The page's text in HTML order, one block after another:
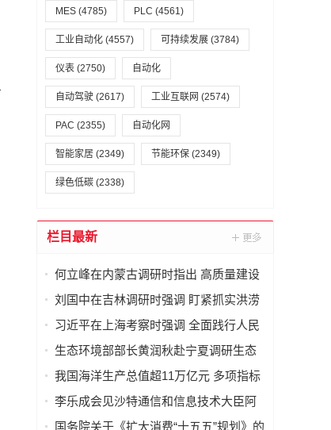
MES (4785) PLC (4561)
工业自动化 (4557) 可持续发展 (3784)
仪表 (2750) 自动化
自动驾驶 (2617) 工业互联网 (2574)
PAC (2355) 自动化网
智能家居 (2349) 节能环保 (2349)
绿色低碳 (2338)
栏目最新
何立峰在内蒙古调研时指出 高质量建设
自贸试验区 加快构建向北开放重要桥头
刘国中在吉林调研时强调 盯紧抓实洪涝
灾害防御工作 切实做好农业防灾减灾
习近平在上海考察时强调 全面践行人民
城市理念 高质量推进城市更新
生态环境部部长黄润秋赴宁夏调研生态
环境保护工作
我国海洋生产总值超11万亿元 多项指标
全球领先
李乐成会见沙特通信和信息技术大臣阿
卜杜拉·苏瓦哈
国务院关于《扩大消费“十五五”规划》的